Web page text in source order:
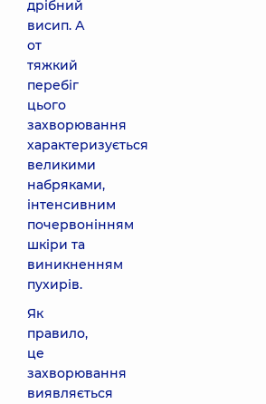
дрібний
висип. А
от
тяжкий
перебіг
цього
захворювання
характеризується
великими
набряками,
інтенсивним
почервонінням
шкіри та
виникненням
пухирів.
Як
правило,
це
захворювання
виявляється